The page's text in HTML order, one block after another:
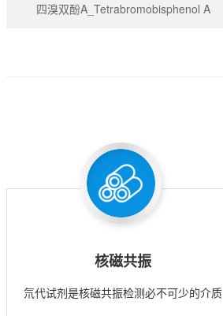
四溴双酚A_Tetrabromobisphenol A
核磁共振
氘代试剂是核磁共振检测必不可少的介质